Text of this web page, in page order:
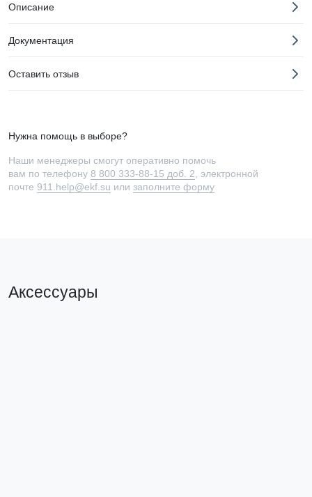
Описание
Документация
Оставить отзыв
Нужна помощь в выборе?
Наши менеджеры смогут оперативно помочь
вам по телефону 8 800 333-88-15 доб. 2 , электронной
почте 911.help@ekf.su или заполните форму
Аксессуары